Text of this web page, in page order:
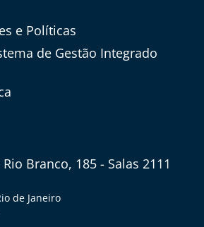
e Políticas
de Gestão Integrado
Branco, 185 - Salas 2111
de Janeiro